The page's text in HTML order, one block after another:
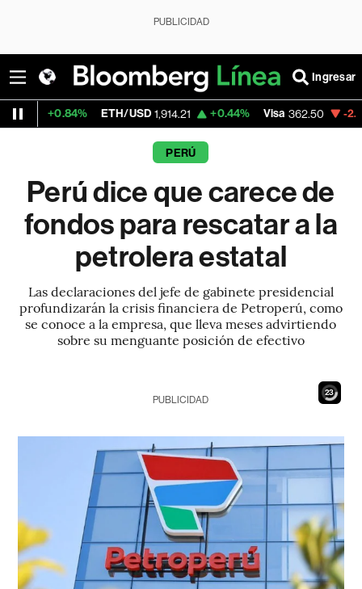
PUBLICIDAD
Ingresar
ETH/USD 1,914.21 +0.44% Visa 362.50 -2.15%
PERÚ
Perú dice que carece de
fondos para rescatar a la
petrolera estatal
Las declaraciones del jefe de gabinete presidencial
profundizarán la crisis financiera de Petroperú, como
se conoce a la empresa, que lleva meses advirtiendo
sobre su menguante posición de efectivo
22
PUBLICIDAD